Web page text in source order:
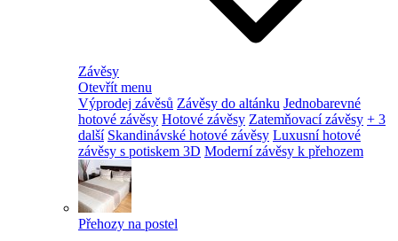
Závěsy
Otevřít menu
Výprodej závěsů Závěsy do altánku Jednobarevné
hotové závěsy Hotové závěsy Zatemňovací závěsy + 3
další Skandinávské hotové závěsy Luxusní hotové
závěsy s potiskem 3D Moderní závěsy k přehozem
Přehozy na postel